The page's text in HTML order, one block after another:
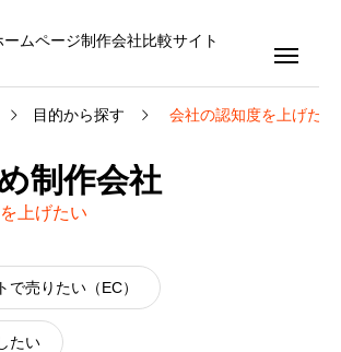
目的から探す 会社の認知度を上げたい
制作会社
上げたい
で売りたい（EC）
たい